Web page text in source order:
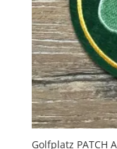
Golfplatz PATCH